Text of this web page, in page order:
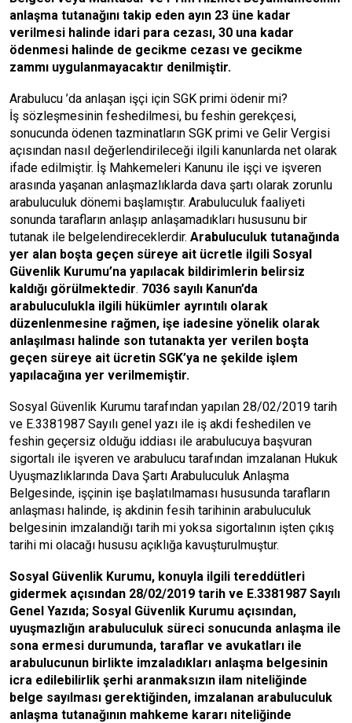
anlaşma tutanağını takip eden ayın 23 üne kadar
verilmesi halinde idari para cezası, 30 una kadar
ödenmesi halinde de gecikme cezası ve gecikme
zammı uygulanmayacaktır denilmiştir.
Arabulucu ’da anlaşan işçi için SGK primi ödenir mi?
İş sözleşmesinin feshedilmesi, bu feshin gerekçesi,
sonucunda ödenen tazminatların SGK primi ve Gelir Vergisi
açısından nasıl değerlendirileceği ilgili kanunlarda net olarak
ifade edilmiştir. İş Mahkemeleri Kanunu ile işçi ve işveren
arasında yaşanan anlaşmazlıklarda dava şartı olarak zorunlu
arabuluculuk dönemi başlamıştır. Arabuluculuk faaliyeti
sonunda tarafların anlaşıp anlaşamadıkları hususunu bir
tutanak ile belgelendireceklerdir. Arabuluculuk tutanağında
yer alan boşta geçen süreye ait ücretle ilgili Sosyal
Güvenlik Kurumu’na yapılacak bildirimlerin belirsiz
kaldığı görülmektedir. 7036 sayılı Kanun’da
arabuluculukla ilgili hükümler ayrıntılı olarak
düzenlenmesine rağmen, işe iadesine yönelik olarak
anlaşılması halinde son tutanakta yer verilen boşta
geçen süreye ait ücretin SGK’ya ne şekilde işlem
yapılacağına yer verilmemiştir.
Sosyal Güvenlik Kurumu tarafından yapılan 28/02/2019 tarih
ve E.3381987 Sayılı genel yazı ile iş akdi feshedilen ve
feshin geçersiz olduğu iddiası ile arabulucuya başvuran
sigortalı ile işveren ve arabulucu tarafından imzalanan Hukuk
Uyuşmazlıklarında Dava Şartı Arabuluculuk Anlaşma
Belgesinde, işçinin işe başlatılmaması hususunda tarafların
anlaşması halinde, iş akdinin fesih tarihinin arabuluculuk
belgesinin imzalandığı tarih mi yoksa sigortalının işten çıkış
tarihi mi olacağı hususu açıklığa kavuşturulmuştur.
Sosyal Güvenlik Kurumu, konuyla ilgili tereddütleri
gidermek açısından 28/02/2019 tarih ve E.3381987 Sayılı
Genel Yazıda; Sosyal Güvenlik Kurumu açısından,
uyuşmazlığın arabuluculuk süreci sonucunda anlaşma ile
sona ermesi durumunda, taraflar ve avukatları ile
arabulucunun birlikte imzaladıkları anlaşma belgesinin
icra edilebilirlik şerhi aranmaksızın ilam niteliğinde
belge sayılması gerektiğinden, imzalanan arabuluculuk
anlaşma tutanağının mahkeme kararı niteliğinde